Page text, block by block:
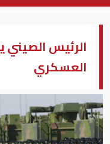
الرئيس الصيني
العسكري